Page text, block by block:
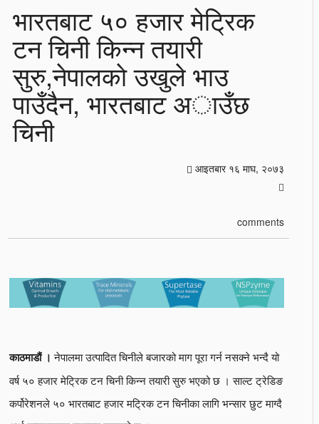
भारतबाट ५० हजार मेट्रिक
टन चिनी किन्न तयारी
सुरु,नेपालकाे उखुले भाउ
पाउँदैन, भारतबाट अाउँछ
चिनी
आइतबार १६ माघ, २०७३
comments
काठमाडौं । नेपालमा उत्पादित चिनीले बजारको माग पूरा गर्न नसक्ने भन्दै यो
वर्ष ५० हजार मेटि्रक टन चिनी किन्न तयारी सुरु भएको छ । साल्ट ट्रेडिङ
कर्पोरेशनले ५० भारतबाट हजार मटि्रक टन चिनीका लागि भन्सार छुट माग्दै